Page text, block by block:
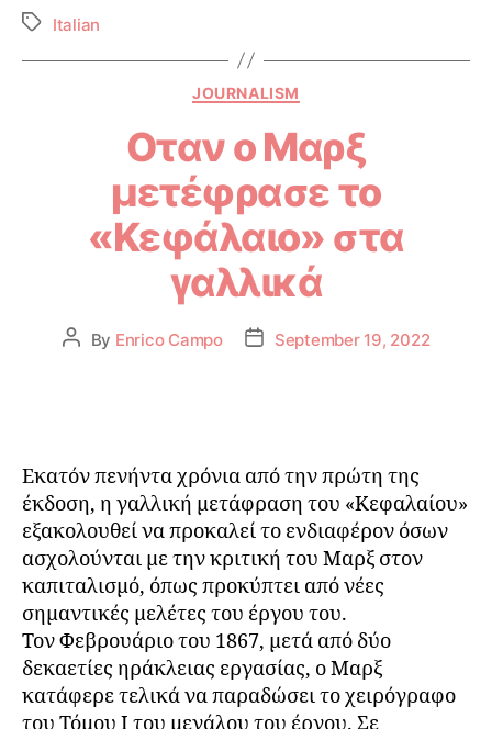
Italian
JOURNALISM
Οταν ο Μαρξ
μετέφρασε το
«Κεφάλαιο» στα
γαλλικά
By Enrico Campo September 19, 2022
Εκατόν πενήντα χρόνια από την πρώτη της
έκδοση, η γαλλική μετάφραση του «Κεφαλαίου»
εξακολουθεί να προκαλεί το ενδιαφέρον όσων
ασχολούνται με την κριτική του Μαρξ στον
καπιταλισμό, όπως προκύπτει από νέες
σημαντικές μελέτες του έργου του.
Τον Φεβρουάριο του 1867, μετά από δύο
δεκαετίες ηράκλειας εργασίας, ο Μαρξ
κατάφερε τελικά να παραδώσει το χειρόγραφο